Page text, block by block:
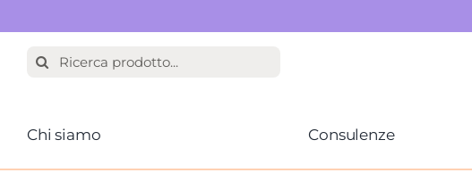
Salta
Cerca
Chi siamo Consulenze